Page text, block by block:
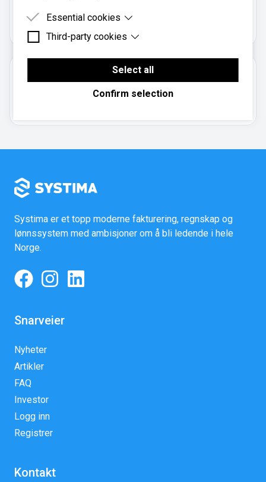
Agnes Cole AS er registrert i
med organisasjonsnummer
Om regnskapsbyrået
Essential cookies
Essential cookies are cookies that are needed for
Third-party cookies
Third-party cookies are cookies set by third-party
software to enable features such as Google
Maps.
Select all
Confirm selection
Systima er et topp moderne fakturering, regnskap og
lønnssystem med ambisjoner om å bli ledende i hele
Norge.
Snarveier
Nyheter
Artikler
FAQ
Investor
Logg inn
Registrer
Kontakt